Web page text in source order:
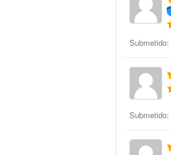
Submetido:
Submetido: